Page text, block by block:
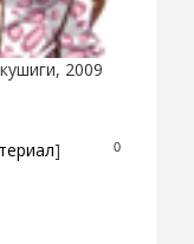
2009
0
]